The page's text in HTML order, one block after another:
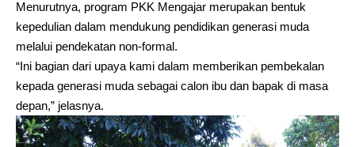
Menurutnya, program PKK Mengajar merupakan bentuk
kepedulian dalam mendukung pendidikan generasi muda
melalui pendekatan non-formal.
“Ini bagian dari upaya kami dalam memberikan pembekalan
kepada generasi muda sebagai calon ibu dan bapak di masa
depan,” jelasnya.